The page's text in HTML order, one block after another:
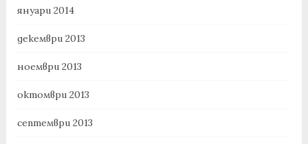
януари 2014
декември 2013
ноември 2013
октомври 2013
септември 2013